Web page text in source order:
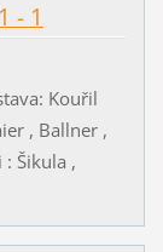
- 1
Kouřil
, Ballner ,
Šikula ,